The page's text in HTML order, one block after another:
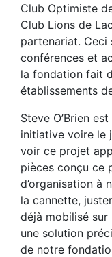
Club Optimiste
Club Lions de
partenariat. Ceci
conférences et
la fondation fait
établissements
Steve O’Brien
initiative voire le
voir ce projet
pièces conçu ce
d’organisation à
la cannette,
déjà mobilisé
une solution
de notre